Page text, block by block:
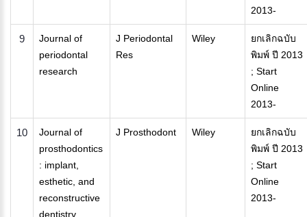
2013-
9
Journal of
periodontal
research
J Periodontal
Res
Wiley
ยกเลิกฉบับ
พิมพ์ ปี 2013
; Start
Online
2013-
10
Journal of
prosthodontics
: implant,
esthetic, and
reconstructive
dentistry
J Prosthodont Wiley
ยกเลิกฉบับ
พิมพ์ ปี 2013
; Start
Online
2013-